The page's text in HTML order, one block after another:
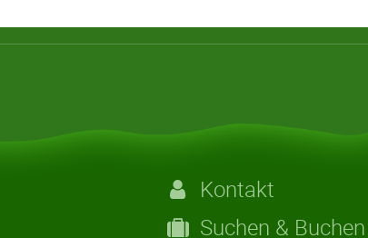
Kontakt
Suchen & Buchen